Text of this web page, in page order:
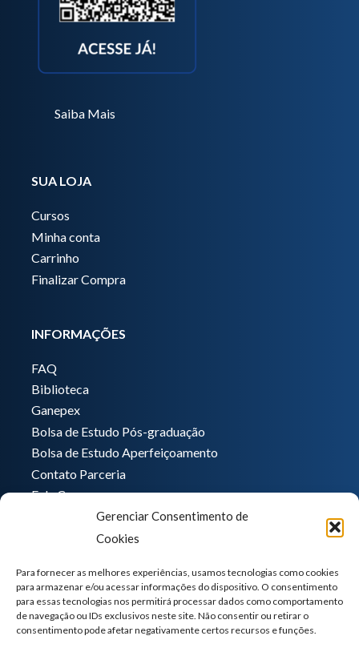
Gerenciar Consentimento de
Cookies
Para fornecer as melhores experiências, usamos tecnologias como cookies
para armazenar e/ou acessar informações do dispositivo. O consentimento
para essas tecnologias nos permitirá processar dados como comportamento
de navegação ou IDs exclusivos neste site. Não consentir ou retirar o
consentimento pode afetar negativamente certos recursos e funções.
Saiba Mais
SUA LOJA
Cursos
Minha conta
Carrinho
Finalizar Compra
INFORMAÇÕES
FAQ
Biblioteca
Ganepex
Bolsa de Estudo Pós-graduação
Bolsa de Estudo Aperfeiçoamento
Contato Parceria
Fale Conosco
informatica@ganeplar.com.br